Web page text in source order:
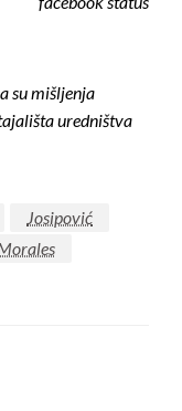
su mišljenja
uredništva
Josipović